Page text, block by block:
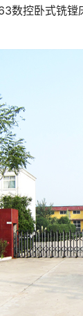
数控卧式铣